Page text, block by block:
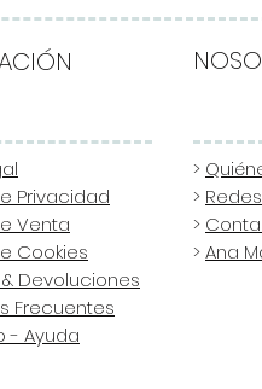
Privacidad
Venta
Cookies
Devoluciones
Frecuentes
- Ayuda
>
>
>
>Ana